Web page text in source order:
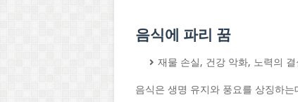
음식에 파리 꿈
재물 손실, 건강 악화, 노력의
음식은 생명 유지와 풍요를 상징하